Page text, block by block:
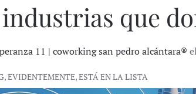
industrias que
11 | coworking san pedro alcántara®
EVIDENTEMENTE, ESTÁ EN LA LISTA